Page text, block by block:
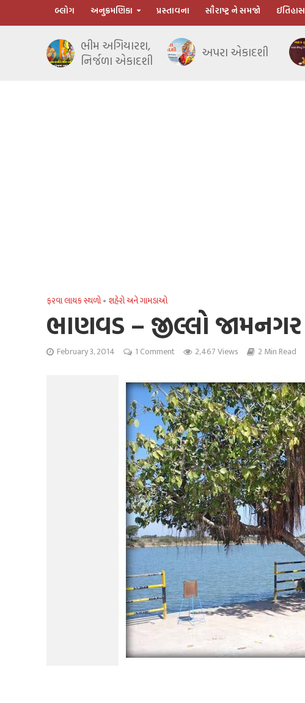
બ્લોગ અનુક્રમણિકા પ્રસ્તાવના સૌરાષ્ટ્ર ને સમજો ઈતિહાસ
ભીમ અગિયારશ,
નિર્જળા એકાદશી
અપરા એકાદશી
ફરવા લાયક સ્થળો• શહેરો અને ગામડાઓ
ભાણવડ – જીલ્લો જામનગર
February 3, 2014 1 Comment 2,467 Views 2 Min Read